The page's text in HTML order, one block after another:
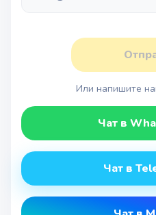
Или напишите
Чат в
Чат в